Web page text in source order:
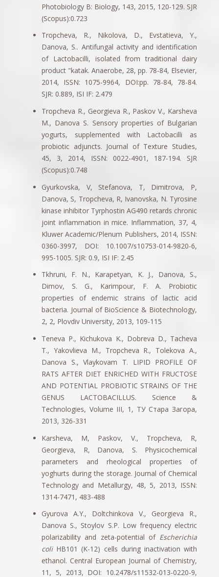
Photobiology B: Biology, 143, 2015, 120-129. SJR
(Scopus):0.723
Tropcheva, R., Nikolova, D., Evstatieva, Y.,
Danova, S.. Antifungal activity and identification
of Lactobacilli, isolated from traditional dairy
product "katak. Anaerobe, 28, pp. 78-84, Elsevier,
2014, ISSN: 1075-9964, DOI:pp. 78-84, 78-84.
SJR: 0.889, ISI IF: 2.479
Tropcheva R., Georgieva R., Paskov V., Karsheva
M., Danova S. Sensory properties of Bulgarian
yogurts, supplemented with Lactobacilli as
probiotic adjuncts. Journal of Texture Studies,
45, 3, 2014, ISSN: 0022-4901, 187-194. SJR
(Scopus):0.748
Gyurkovska, V, Stefanova, T, Dimitrova, P,
Danova, S, Tropcheva, R, Ivanovska, N. Tyrosine
kinase inhibitor Tyrphostin AG490 retards chronic
joint inflammation in mice. Inflammation, 37, 4,
Kluwer Academic/Plenum Publishers, 2014, ISSN:
0360-3997, DOI: 10.1007/s10753-014-9820-6,
995-1005. SJR: 0.9, ISI IF: 2.45
Tkhruni, F. N., Karapetyan, K. J., Danova, S.,
Dimov, S. G., Karimpour, F. A. Probiotic
properties of endemic strains of lactic acid
bacteria. Journal of BioScience & Biotechnology,
2, 2, Plovdiv University, 2013, 109-115
Teneva P., Kichukova K., Dobreva D., Tacheva
T., Yakovlieva M., Tropcheva R., Tolekova A.,
Danova S., Vlaykovam T. LIPID PROFILE OF
RATS AFTER DIET ENRICHED WITH FRUCTOSE
AND POTENTIAL PROBIOTIC STRAINS OF THE
GENUS LACTOBACILLUS. Science &
Technologies, Volume III, 1, ТУ Стара Загора,
2013, 326-331
Karsheva, M, Paskov, V., Tropcheva, R,
Georgieva, R, Danova, S. Physicochemical
parameters and rheological properties of
yoghurts during the storage. Journal of Chemical
Technology and Metallurgy, 48, 5, 2013, ISSN:
1314-7471, 483-488
Gyurova A.Y., Doltchinkova V., Georgieva R.,
Danova S., Stoylov S.P. Low frequency electric
polarizability and zeta-potential of Escherichia
coliHB101 (K-12) cells during inactivation with
ethanol. Central European Journal of Chemistry,
11, 5, 2013, DOI: 10.2478/s11532-013-0220-9,